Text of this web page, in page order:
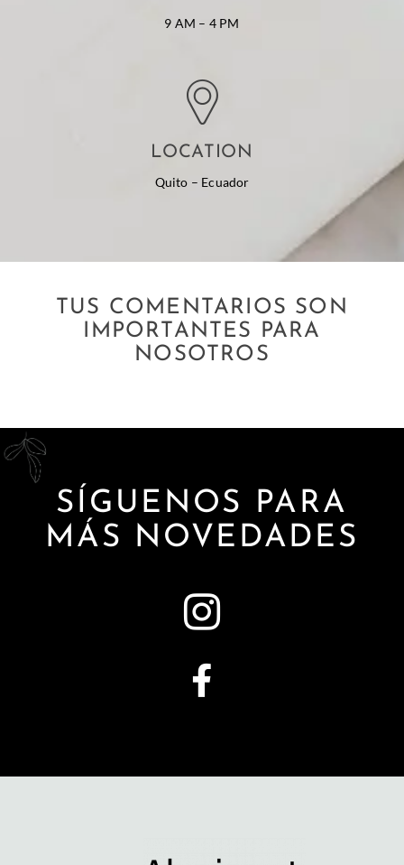
9 AM – 4 PM
LOCATION
Quito – Ecuador
TUS COMENTARIOS SON
IMPORTANTES PARA
NOSOTROS
SÍGUENOS PARA
MÁS NOVEDADES